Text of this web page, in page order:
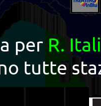
per R.
tutte